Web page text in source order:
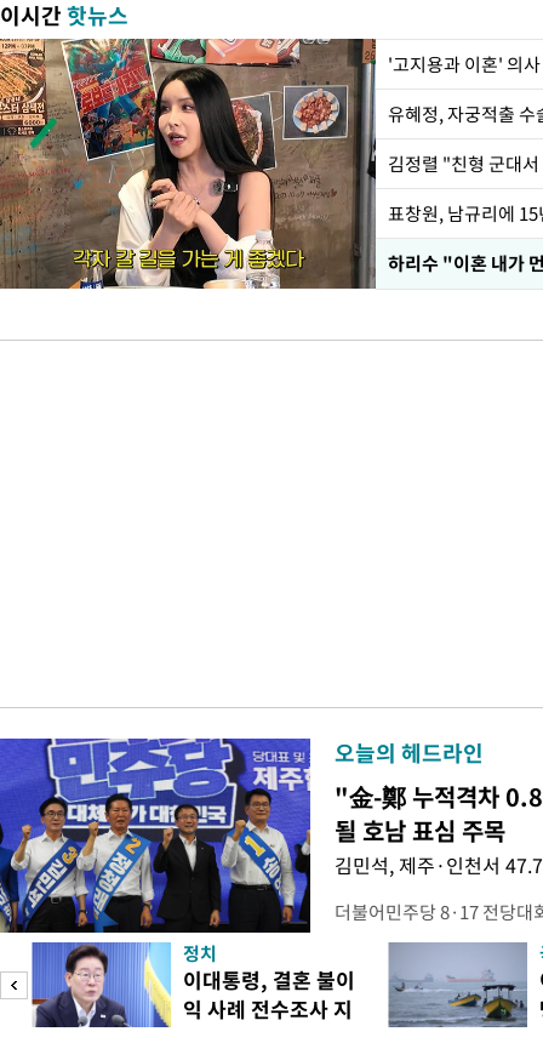
이시간핫뉴스
'고지용과 이혼' 의
유혜정, 자궁적출
김정렬 "친형 군대
하리수 "이혼 내가
오늘의 헤드라인
"金-鄭 누적격차
될 호남 표심 주목
김민석, 제주·인천서
더불어민주당 8·17 전당대
보가 8일 제주·인천 지역
다. 앞서 정청래 후보 우세
·울산·경남 경선에서 1승
제주·인천 경선에서 이기
정치
이대통령, 결혼 불이
익 사례 전수조사 지